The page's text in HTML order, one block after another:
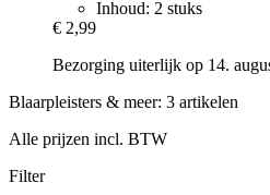
Inhoud: 2 stuks
€ 2,99
Bezorging uiterlijk op 14.
Blaarpleisters & meer: 3 artikelen
Alle prijzen incl. BTW
Filter